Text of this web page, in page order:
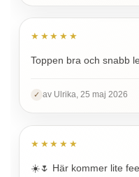
★★★★★
Toppen bra och snabb
✓ av Ulrika, 25 maj 2026
★★★★★
☀️🌷 Här kommer lite